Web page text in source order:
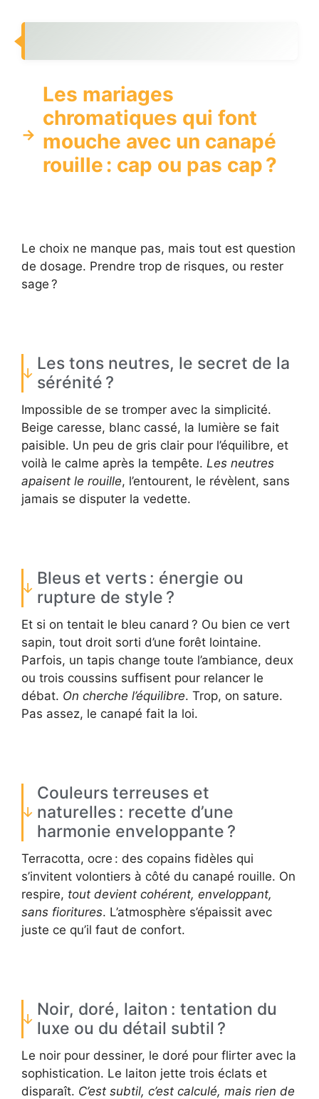
Les mariages
chromatiques qui font
mouche avec un canapé
rouille : cap ou pas cap ?
Le choix ne manque pas, mais tout est question
de dosage. Prendre trop de risques, ou rester
sage ?
Les tons neutres, le secret de la
sérénité ?
Impossible de se tromper avec la simplicité.
Beige caresse, blanc cassé, la lumière se fait
paisible. Un peu de gris clair pour l’équilibre, et
voilà le calme après la tempête. Les neutres
apaisent le rouille, l’entourent, le révèlent, sans
jamais se disputer la vedette.
Bleus et verts : énergie ou
rupture de style ?
Et si on tentait le bleu canard ? Ou bien ce vert
sapin, tout droit sorti d’une forêt lointaine.
Parfois, un tapis change toute l’ambiance, deux
ou trois coussins suffisent pour relancer le
débat. On cherche l’équilibre. Trop, on sature.
Pas assez, le canapé fait la loi.
Couleurs terreuses et
naturelles : recette d’une
harmonie enveloppante ?
Terracotta, ocre : des copains fidèles qui
s’invitent volontiers à côté du canapé rouille. On
respire, tout devient cohérent, enveloppant,
sans fioritures. L’atmosphère s’épaissit avec
juste ce qu’il faut de confort.
Noir, doré, laiton : tentation du
luxe ou du détail subtil ?
Le noir pour dessiner, le doré pour flirter avec la
sophistication. Le laiton jette trois éclats et
disparaît. C’est subtil, c’est calculé, mais rien de